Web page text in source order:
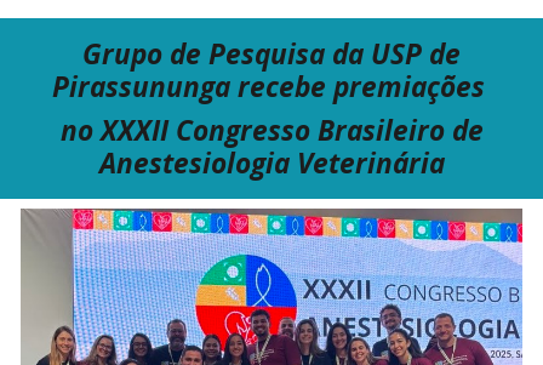
Grupo de Pesquisa da USP de
Pirassununga recebe premiações
noXXXII Congresso Brasileiro de
Anestesiologia Veterinária